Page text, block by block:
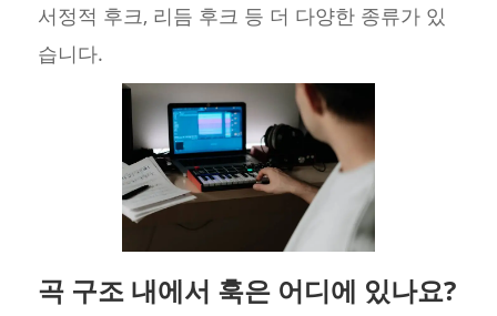
서정적 후크, 리듬 후크 등 더 다양한 종류가 있
습니다.
곡 구조 내에서 훅은 어디에 있나요?